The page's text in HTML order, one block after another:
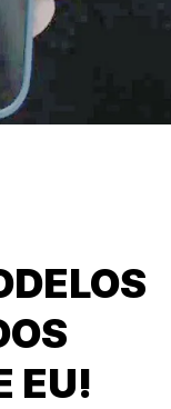
EU!